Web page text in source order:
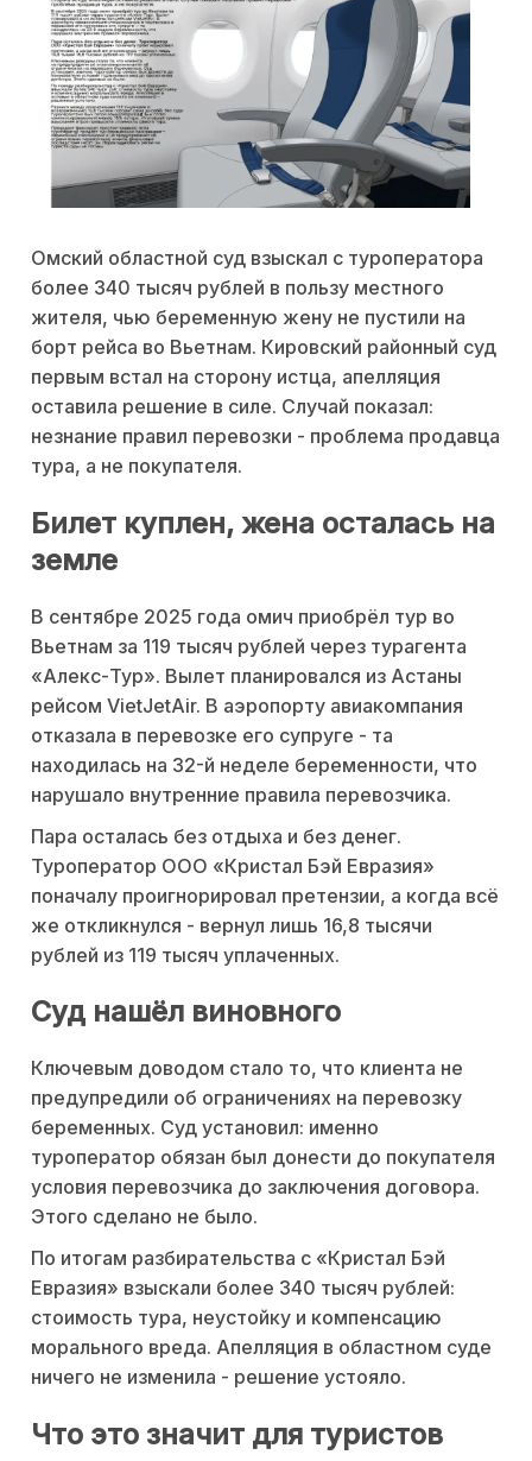
Омский областной суд взыскал с туроператора
более 340 тысяч рублей в пользу местного
жителя, чью беременную жену не пустили на
борт рейса во Вьетнам. Кировский районный суд
первым встал на сторону истца, апелляция
оставила решение в силе. Случай показал:
незнание правил перевозки - проблема продавца
тура, а не покупателя.
Билет куплен, жена осталась на
земле
В сентябре 2025 года омич приобрёл тур во
Вьетнам за 119 тысяч рублей через турагента
«Алекс-Тур». Вылет планировался из Астаны
рейсом VietJetAir. В аэропорту авиакомпания
отказала в перевозке его супруге - та
находилась на 32-й неделе беременности, что
нарушало внутренние правила перевозчика.
Пара осталась без отдыха и без денег.
Туроператор ООО «Кристал Бэй Евразия»
поначалу проигнорировал претензии, а когда всё
же откликнулся - вернул лишь 16,8 тысячи
рублей из 119 тысяч уплаченных.
Суд нашёл виновного
Ключевым доводом стало то, что клиента не
предупредили об ограничениях на перевозку
беременных. Суд установил: именно
туроператор обязан был донести до покупателя
условия перевозчика до заключения договора.
Этого сделано не было.
По итогам разбирательства с «Кристал Бэй
Евразия» взыскали более 340 тысяч рублей:
стоимость тура, неустойку и компенсацию
морального вреда. Апелляция в областном суде
ничего не изменила - решение устояло.
Что это значит для туристов